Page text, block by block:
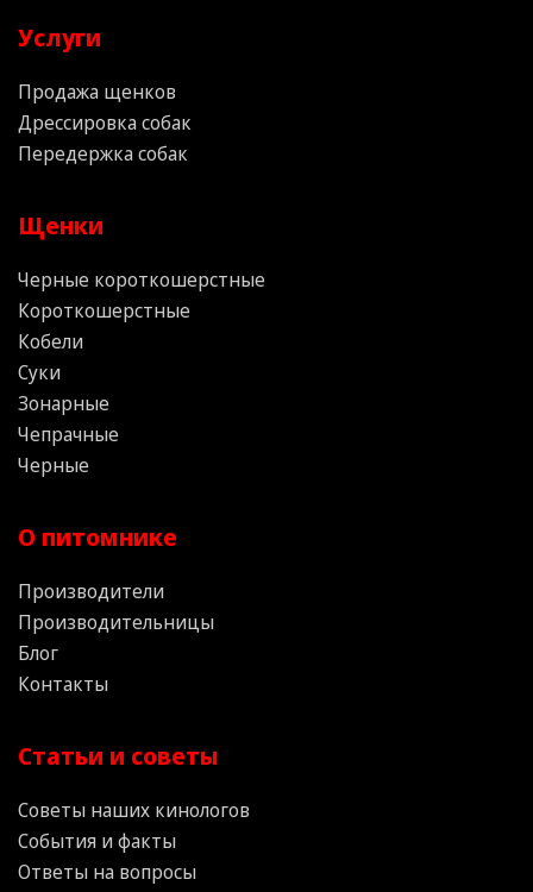
Услуги
Продажа щенков
Дрессировка собак
Передержка собак
Щенки
Черные короткошерстные
Короткошерстные
Кобели
Суки
Зонарные
Чепрачные
Черные
О питомнике
Производители
Производительницы
Блог
Контакты
Статьи и советы
Советы наших кинологов
События и факты
Ответы на вопросы